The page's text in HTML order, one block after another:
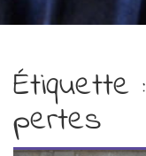
Étiquette :
pertes